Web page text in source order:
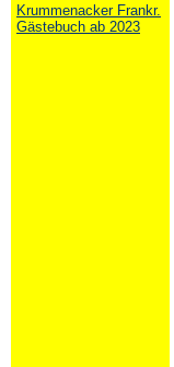
Krummenacker Frankr.
Gästebuch ab 2023